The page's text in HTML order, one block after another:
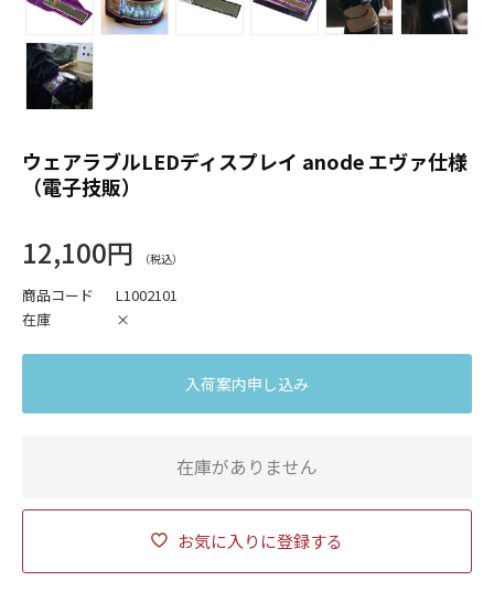
ウェアラブルLEDディスプレイ anode エヴァ仕様
（電子技販）
12,100円
商品コード
L1002101
在庫
×
お気に入りに登録する
入荷案内申し込み
在庫がありません